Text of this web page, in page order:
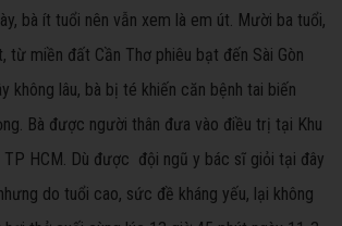
bà ít tuổi nên vẫn xem là em út. Mười ba tuổi,
từ miền đất Cần Thơ phiêu bạt đến Sài Gòn
không lâu, bà bị té khiến căn bệnh tai biến
Bà được người thân đưa vào điều trị tại Khu
TP HCM. Dù được đội ngũ y bác sĩ giỏi tại đây
do tuổi cao, sức đề kháng yếu, lại không